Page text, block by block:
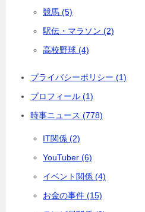
競馬 (5)
駅伝・マラソン (2)
高校野球 (4)
プライバシーポリシー (1)
プロフィール (1)
時事ニュース (778)
IT関係 (2)
YouTuber (6)
イベント関係 (4)
お金の事件 (15)